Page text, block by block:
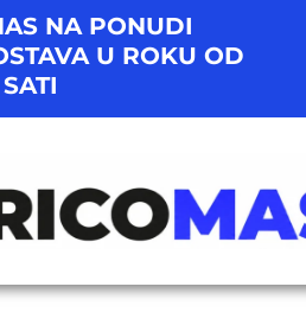
NA PONUDI
U ROKU OD